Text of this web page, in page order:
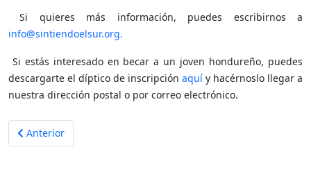
Si quieres más información, puedes escribirnos a
info@sintiendoelsur.org.
Si estás interesado en becar a un joven hondureño, puedes
descargarte el díptico de inscripción aquí y hacérnoslo llegar a
nuestra dirección postal o por correo electrónico.
Artículo anterior: Proyecto Redes de Sabiduría
Anterior